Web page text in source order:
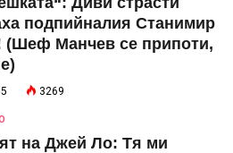
подпийналия Станимир
(Шеф Манчев се припоти,
3269
на Джей Ло: Тя ми